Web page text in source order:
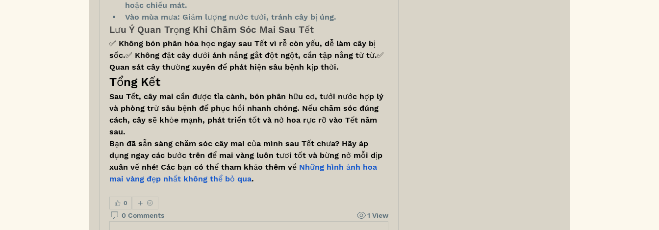
hoặc chiều mát.
Vào mùa mưa: Giảm lượng nước tưới, tránh cây bị úng.
Lưu Ý Quan Trọng Khi Chăm Sóc Mai Sau Tết
✅ Không bón phân hóa học ngay sau Tết vì rễ còn yếu, dễ làm cây bị
sốc.✅ Không đặt cây dưới ánh nắng gắt đột ngột, cần tập nắng từ từ.✅
Quan sát cây thường xuyên để phát hiện sâu bệnh kịp thời.
Tổng Kết
Sau Tết, cây mai cần được tỉa cành, bón phân hữu cơ, tưới nước hợp lý
và phòng trừ sâu bệnh để phục hồi nhanh chóng. Nếu chăm sóc đúng
cách, cây sẽ khỏe mạnh, phát triển tốt và nở hoa rực rỡ vào Tết năm
sau.
Bạn đã sẵn sàng chăm sóc cây mai của mình sau Tết chưa? Hãy áp
dụng ngay các bước trên để mai vàng luôn tươi tốt và bừng nở mỗi dịp
xuân về nhé! Các bạn có thể tham khảo thêm về Những hình ảnh hoa
mai vàng đẹp nhất không thể bỏ qua.
0
0 Comments 1 View